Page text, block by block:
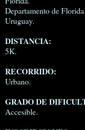
Departamento de Florida.
Uruguay.
DISTANCIA:
5K.
RECORRIDO:
Urbano.
GRADO DE
Accesible.